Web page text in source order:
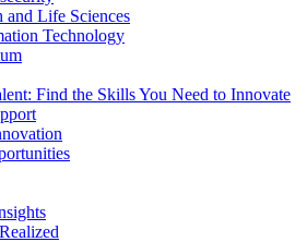
and Life Sciences
Technology
Find the Skills You Need to Innovate